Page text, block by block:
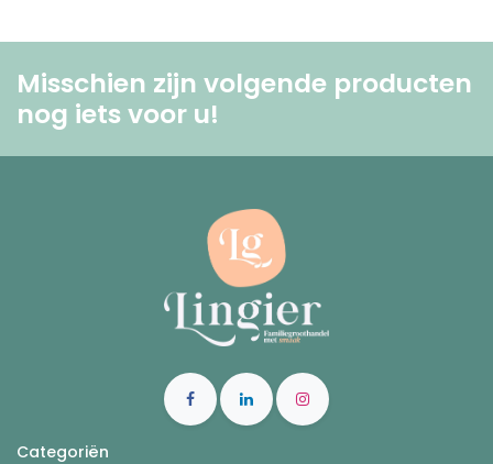
Misschien zijn volgende producten
nog iets voor u! ​
Categoriën